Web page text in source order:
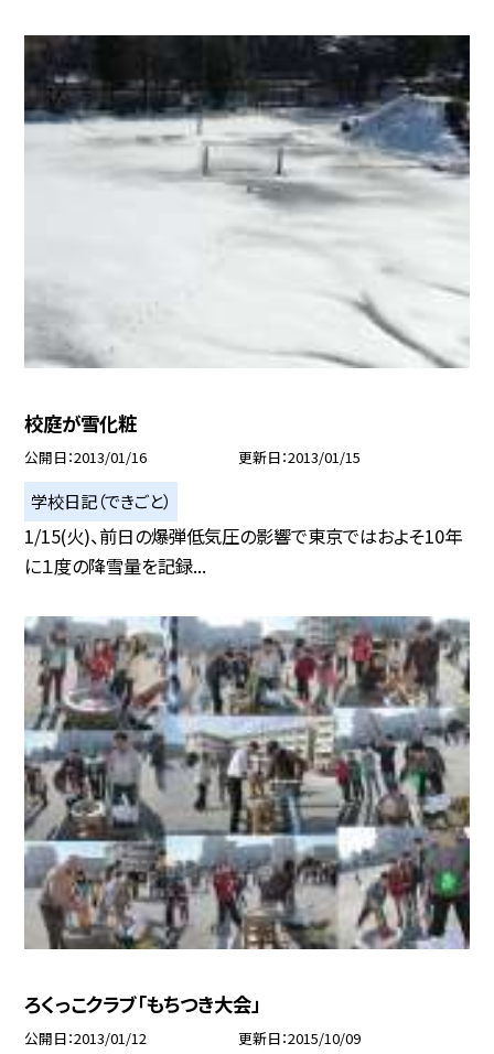
校庭が雪化粧
公開日 2013/01/16 更新日 2013/01/15
学校日記（できごと）
1/15(火)、前日の爆弾低気圧の影響で東京ではおよそ10年
に１度の降雪量を記録...
ろくっこクラブ「もちつき大会」
公開日 2013/01/12 更新日 2015/10/09